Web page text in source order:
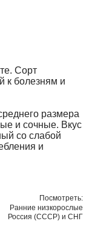
Сорт
к болезням и
размера
и сочные. Вкус
со слабой
и
Посмотреть:
Ранние низкорослые
Россия (СССР) и СНГ